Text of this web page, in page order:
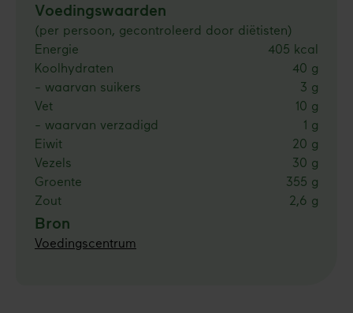
Voedingswaarden
(per persoon, gecontroleerd door diëtisten)
Energie
405 kcal
Koolhydraten
40 g
- waarvan suikers
3 g
Vet
10 g
- waarvan verzadigd
1 g
Eiwit
20 g
Vezels
30 g
Groente
355 g
Zout
2,6 g
Bron
Voedingscentrum